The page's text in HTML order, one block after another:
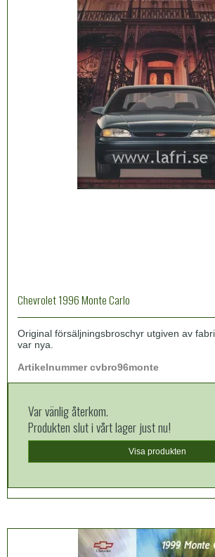
Chevrolet 1996 Monte Carlo
Original försäljningsbroschyr utgiven av
var nya.
Artikelnummer cvbro96monte
Var vänlig återkom.
Produkten slut i vårt lager just nu!
Visa produkten